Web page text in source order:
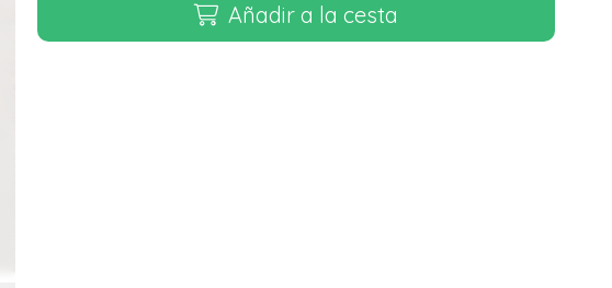
Añadir a la cesta